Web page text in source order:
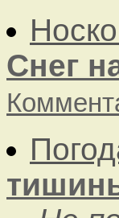
Снег